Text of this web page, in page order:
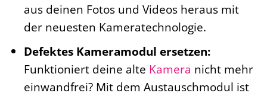
aus deinen Fotos und Videos heraus mit
der neuesten Kameratechnologie.
Defektes Kameramodul ersetzen:
Funktioniert deine alte Kamera nicht mehr
einwandfrei? Mit dem Austauschmodul ist